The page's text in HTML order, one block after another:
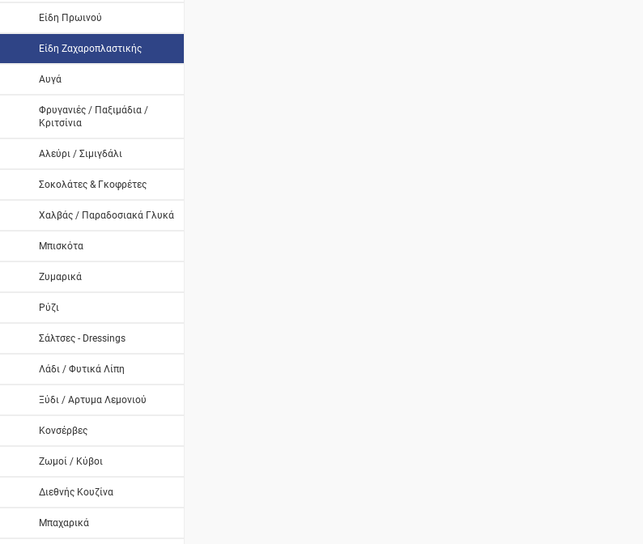
Είδη Πρωινού
Είδη Ζαχαροπλαστικής
Αυγά
Φρυγανιές / Παξιμάδια /
Κριτσίνια
Αλεύρι / Σιμιγδάλι
Σοκολάτες & Γκοφρέτες
Χαλβάς / Παραδοσιακά Γλυκά
Μπισκότα
Ζυμαρικά
Ρύζι
Σάλτσες - Dressings
Λάδι / Φυτικά Λίπη
Ξύδι / Αρτυμα Λεμονιού
Κονσέρβες
Ζωμοί / Κύβοι
Διεθνής Κουζίνα
Μπαχαρικά